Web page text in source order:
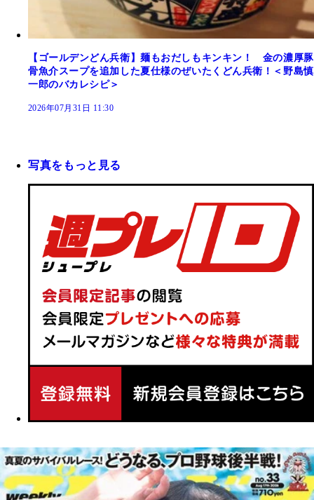
【ゴールデンどん兵衛】麺もおだしもキンキン！ 金の濃厚豚
骨魚介スープを追加した夏仕様のぜいたくどん兵衛！＜野島慎
一郎のバカレシピ＞
2026年07月31日 11:30
写真をもっと見る